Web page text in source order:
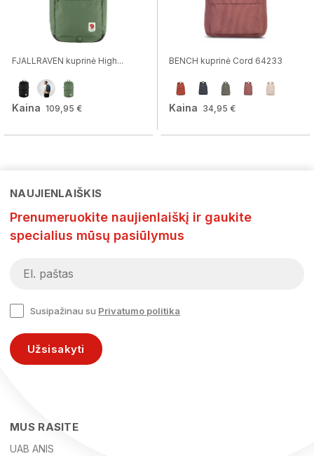
FJALLRAVEN kuprinė High...
Kaina 109,95 €
BENCH kuprinė Cord 64233
Kaina 34,95 €
NAUJIENLAIŠKIS
Prenumeruokite naujienlaiškį ir gaukite
specialius mūsų pasiūlymus
Susipažinau su Privatumo politika
Užsisakyti
MUS RASITE
UAB ANIS